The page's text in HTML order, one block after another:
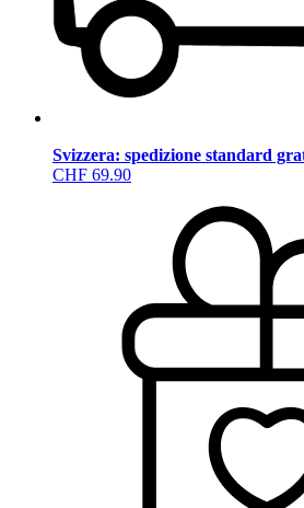
Svizzera: spedizione standard
CHF 69.90